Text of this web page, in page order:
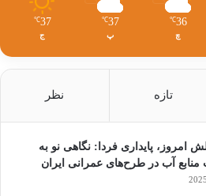
36
℃
چ
37
℃
پ
37
℃
ج
تازه نظر
امروز، پایداری فردا: نگاهی نو به
منابع آب در طرح‌های عمرانی ایران